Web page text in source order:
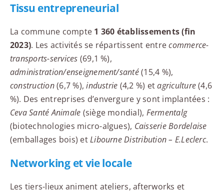
Tissu entrepreneurial
La commune compte 1 360 établissements (fin
2023). Les activités se répartissent entrecommerce-
transports-services (69,1 %),
administration/enseignement/santé(15,4 %),
construction(6,7 %),industrie (4,2 %) etagriculture(4,6
%). Des entreprises d’envergure y sont implantées :
Ceva Santé Animale (siège mondial), Fermentalg
(biotechnologies micro-algues), Caisserie Bordelaise
(emballages bois) etLibourne Distribution – E.Leclerc.
Networking et vie locale
Les tiers-lieux animent ateliers, afterworks et